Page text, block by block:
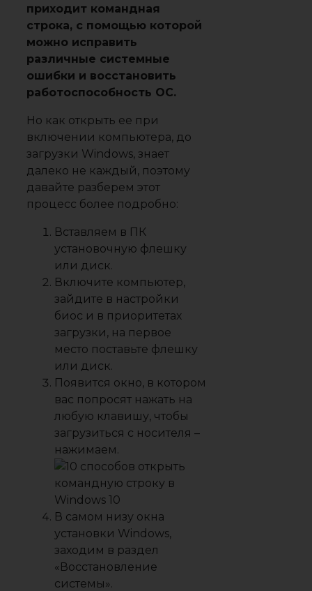
приходит командная
строка, с помощью которой
можно исправить
различные системные
ошибки и восстановить
работоспособность ОС.
Но как открыть ее при
включении компьютера, до
загрузки Windows, знает
далеко не каждый, поэтому
давайте разберем этот
процесс более подробно:
Вставляем в ПК
установочную флешку
или диск.
Включите компьютер,
зайдите в настройки
биос и в приоритетах
загрузки, на первое
место поставьте флешку
или диск.
Появится окно, в котором
вас попросят нажать на
любую клавишу, чтобы
загрузиться с носителя –
нажимаем.
В самом низу окна
установки Windows,
заходим в раздел
«Восстановление
системы».